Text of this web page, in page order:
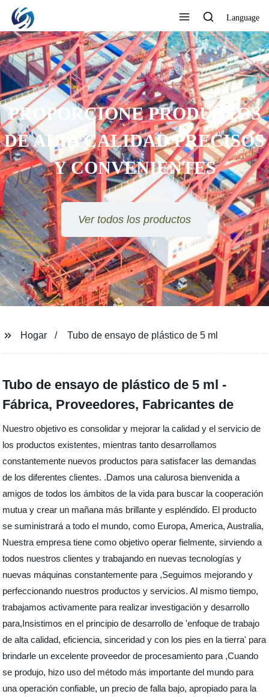
Language
PROPORCIONE PRODUCTOS
DE ALTA CALIDAD PRECISOS
Y CONVENIENTES
Ver todos los productos
Hogar Tubo de ensayo de plástico de 5 ml
Tubo de ensayo de plástico de 5 ml -
Fábrica, Proveedores, Fabricantes de
Nuestro objetivo es consolidar y mejorar la calidad y el servicio de
los productos existentes, mientras tanto desarrollamos
constantemente nuevos productos para satisfacer las demandas
de los diferentes clientes. .Damos una calurosa bienvenida a
amigos de todos los ámbitos de la vida para buscar la cooperación
mutua y crear un mañana más brillante y espléndido. El producto
se suministrará a todo el mundo, como Europa, America, Australia,
Nuestra empresa tiene como objetivo operar fielmente, sirviendo a
todos nuestros clientes y trabajando en nuevas tecnologías y
nuevas máquinas constantemente para ,Seguimos mejorando y
perfeccionando nuestros productos y servicios. Al mismo tiempo,
trabajamos activamente para realizar investigación y desarrollo
para,Insistimos en el principio de desarrollo de 'enfoque de trabajo
de alta calidad, eficiencia, sinceridad y con los pies en la tierra' para
brindarle un excelente proveedor de procesamiento para ,Cuando
se produjo, hizo uso del método más importante del mundo para
una operación confiable, un precio de falla bajo, apropiado para la